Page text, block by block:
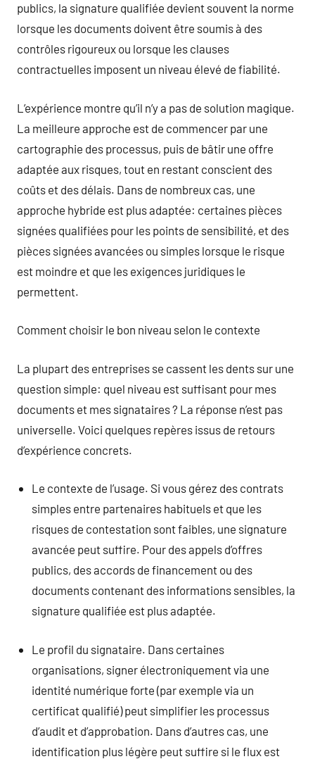
publics, la signature qualifiée devient souvent la norme
lorsque les documents doivent être soumis à des
contrôles rigoureux ou lorsque les clauses
contractuelles imposent un niveau élevé de fiabilité.
L’expérience montre qu’il n’y a pas de solution magique.
La meilleure approche est de commencer par une
cartographie des processus, puis de bâtir une offre
adaptée aux risques, tout en restant conscient des
coûts et des délais. Dans de nombreux cas, une
approche hybride est plus adaptée: certaines pièces
signées qualifiées pour les points de sensibilité, et des
pièces signées avancées ou simples lorsque le risque
est moindre et que les exigences juridiques le
permettent.
Comment choisir le bon niveau selon le contexte
La plupart des entreprises se cassent les dents sur une
question simple: quel niveau est suffisant pour mes
documents et mes signataires ? La réponse n’est pas
universelle. Voici quelques repères issus de retours
d’expérience concrets.
Le contexte de l’usage. Si vous gérez des contrats
simples entre partenaires habituels et que les
risques de contestation sont faibles, une signature
avancée peut suffire. Pour des appels d’offres
publics, des accords de financement ou des
documents contenant des informations sensibles, la
signature qualifiée est plus adaptée.
Le profil du signataire. Dans certaines
organisations, signer électroniquement via une
identité numérique forte (par exemple via un
certificat qualifié) peut simplifier les processus
d’audit et d’approbation. Dans d’autres cas, une
identification plus légère peut suffire si le flux est